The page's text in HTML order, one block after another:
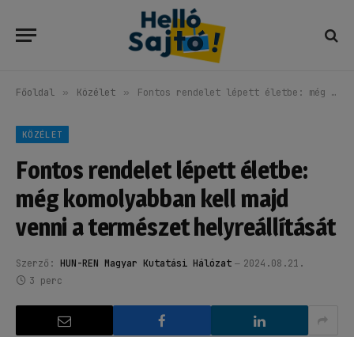
Főoldal » Közélet » Fontos rendelet lépett életbe: még komolyabban kell majd venni a természet helyreállítását
KÖZÉLET
Fontos rendelet lépett életbe:
még komolyabban kell majd
venni a természet helyreállítását
Szerző: HUN-REN Magyar Kutatási Hálózat
2024.08.21.
3 perc